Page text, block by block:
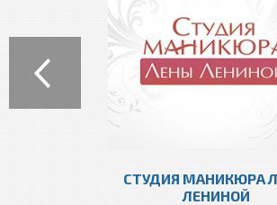
СТУДИЯ МАНИКЮРА
ЛЕНИНОЙ